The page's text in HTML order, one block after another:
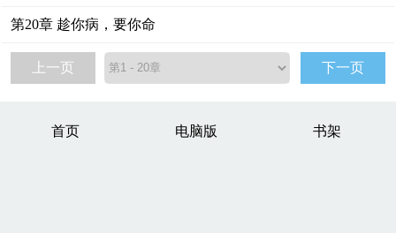
第20章 趁你病，要你命
上一页 下一页
首页 电脑版 书架